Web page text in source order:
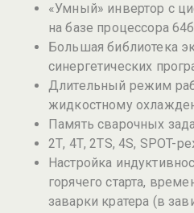
«Умный» инвертор с
на базе процессора
Большая библиотека
синергетических
Длительный режим
жидкостному
Память сварочных
2Т, 4Т, 2TS, 4S, SPOT-
Настройка
горячего старта,
заварки кратера (в